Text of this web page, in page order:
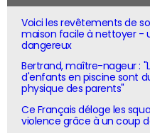
Voici les revêtements de
maison facile à nettoyer -
dangereux
Bertrand, maître-nageur :
d'enfants en piscine sont
physique des parents"
Ce Français déloge les
violence grâce à un coup